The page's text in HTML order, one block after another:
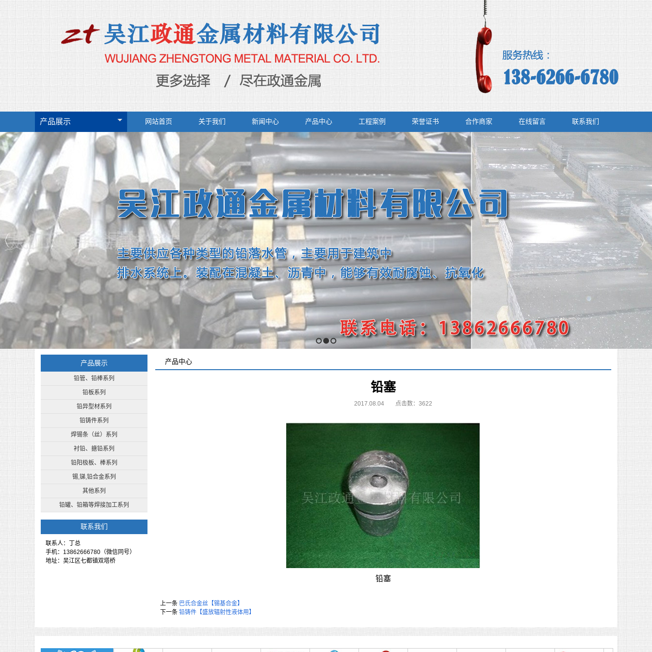
产品展示 网站首页 关于我们 新闻中心 产品中心 工程案例 荣誉证书 合作商家 在线留言 联系我们
1 2 3
产品展示
铅管、铅棒系列
铅板系列
铅异型材系列
铅铸件系列
焊锡条（丝）系列
衬铅、搪铅系列
铅阳极板、棒系列
锡,锑,铅合金系列
其他系列
铅罐、铅箱等焊接加工系列
联系我们
联系人：丁总
手机：13862666780（微信同号）
地址：吴江区七都镇双塔桥
产品中心
铅塞
2017.08.04 点击数：3622
铅塞
上一条 巴氏合金丝【锡基合金】
下一条 铅铸件【盛放辐射性液体用】